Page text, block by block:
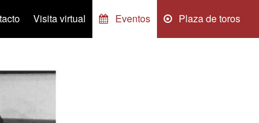
Visita virtual Eventos Plaza de toros